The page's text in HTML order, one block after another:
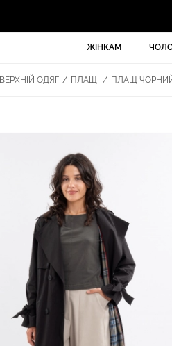
ЖІНКАМ
ВЕРХНІЙ ОДЯГ / ПЛАЩІ / ПЛАЩ ЧОРНИЙ